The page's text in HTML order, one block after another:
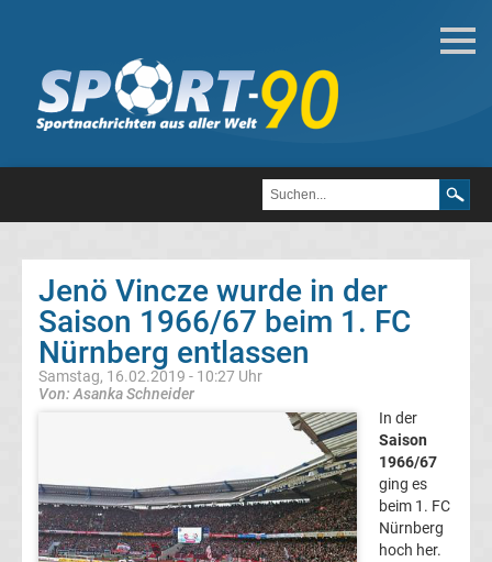
Fußball
Bundesliga
3.
Liga
Champions
Jenö Vincze wurde in der
Saison 1966/67 beim 1. FC
Nürnberg entlassen
Samstag, 16.02.2019 - 10:27 Uhr
Von: Asanka Schneider
In der
Saison
1966/67
ging es
beim 1. FC
Nürnberg
hoch her.